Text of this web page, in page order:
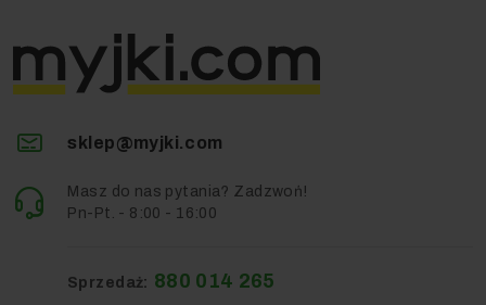
sklep@myjki.com
Masz do nas pytania? Zadzwoń!
Pn-Pt. - 8:00 - 16:00
Sprzedaż: 880 014 265